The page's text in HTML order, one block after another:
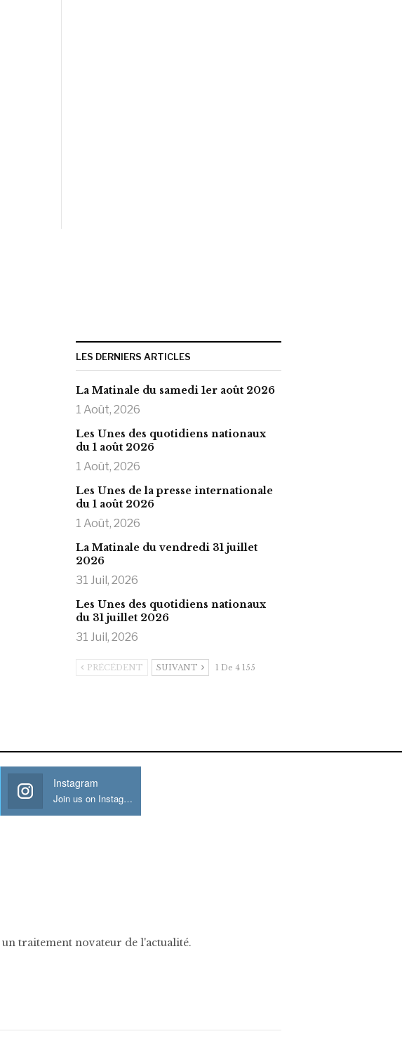
LES DERNIERS ARTICLES
La Matinale du samedi 1er août 2026
1 Août, 2026
Les Unes des quotidiens nationaux
du 1 août 2026
1 Août, 2026
Les Unes de la presse internationale
du 1 août 2026
1 Août, 2026
La Matinale du vendredi 31 juillet
2026
31 Juil, 2026
Les Unes des quotidiens nationaux
du 31 juillet 2026
31 Juil, 2026
PRÉCÉDENT SUIVANT 1 De 4 155
Instagram
Join us on Instagram
traitement novateur de l'actualité.